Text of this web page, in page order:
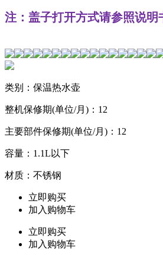
注：盖子打开方式请参照说明
类别：保温热水壶
整机保修期(单位/月)：12
主要部件保修期(单位/月)：12
容量：1.1L以下
材质：不锈钢
立即购买
加入购物车
立即购买
加入购物车